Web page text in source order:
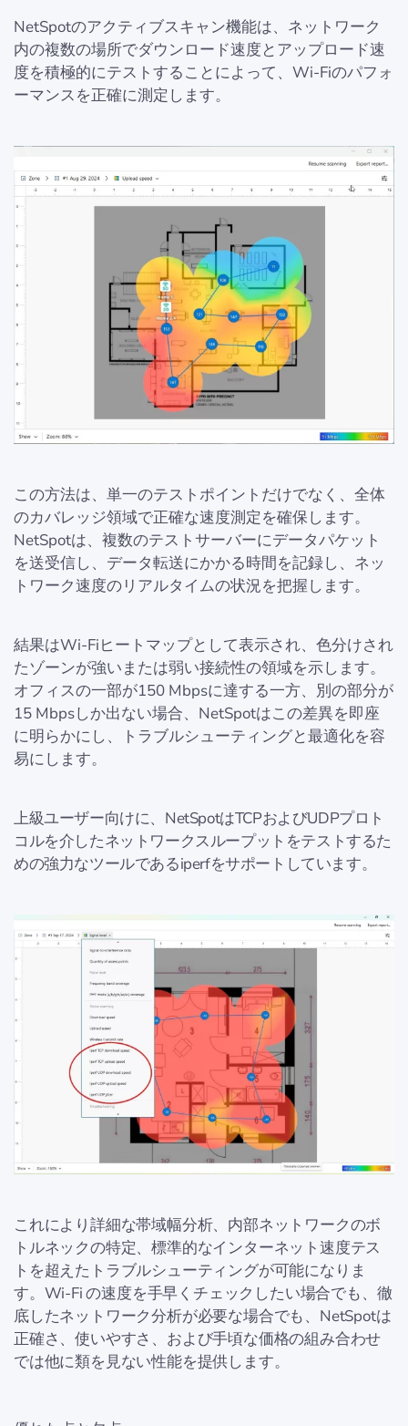
NetSpotのアクティブスキャン機能は、ネットワーク
内の複数の場所でダウンロード速度とアップロード速
度を積極的にテストすることによって、Wi-Fiのパフォ
ーマンスを正確に測定します。
この方法は、単一のテストポイントだけでなく、全体
のカバレッジ領域で正確な速度測定を確保します。
NetSpotは、複数のテストサーバーにデータパケット
を送受信し、データ転送にかかる時間を記録し、ネッ
トワーク速度のリアルタイムの状況を把握します。
結果はWi-Fiヒートマップとして表示され、色分けされ
たゾーンが強いまたは弱い接続性の領域を示します。
オフィスの一部が150 Mbpsに達する一方、別の部分が
15 Mbpsしか出ない場合、NetSpotはこの差異を即座
に明らかにし、トラブルシューティングと最適化を容
易にします。
上級ユーザー向けに、NetSpotはTCPおよびUDPプロト
コルを介したネットワークスループットをテストするた
めの強力なツールであるiperfをサポートしています。
これにより詳細な帯域幅分析、内部ネットワークのボ
トルネックの特定、標準的なインターネット速度テス
トを超えたトラブルシューティングが可能になりま
す。Wi-Fi の速度を手早くチェックしたい場合でも、徹
底したネットワーク分析が必要な場合でも、NetSpotは
正確さ、使いやすさ、および手頃な価格の組み合わせ
では他に類を見ない性能を提供します。